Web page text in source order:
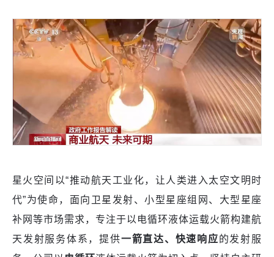
星火空间以“推动航天工业化，让人类进入太空文明时
代”为使命，面向卫星发射、小型星座组网、大型星座
补网等市场需求，专注于以电循环液体运载火箭构建航
天发射服务体系，提供一箭直达、快速响应的发射服